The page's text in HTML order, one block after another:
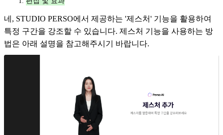
네, STUDIO PERSO에서 제공하는 '제스처' 기능을 활용하여
특정 구간을 강조할 수 있습니다. 제스처 기능을 사용하는 방
법은 아래 설명을 참고해주시기 바랍니다.